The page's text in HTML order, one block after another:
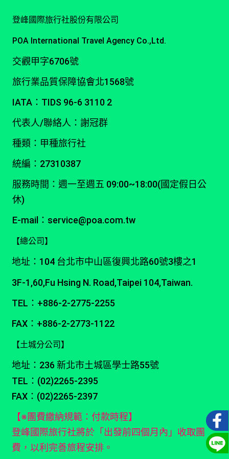
登峰國際旅行社股份有限公司
POA International Travel Agency Co.,Ltd.
交觀甲字6706號
旅行業品質保障協會北1568號
IATA：TIDS 96-6 3110 2
代表人/聯絡人：謝冠群
種類：甲種旅行社
統編：27310387
服務時間：週一至週五 09:00~18:00(國定假日公
休)
E-mail：service@poa.com.tw
【總公司】
地址：104 台北市中山區復興北路60號3樓之1
3F-1,60,Fu Hsing N. Road,Taipei 104,Taiwan.
TEL：+886-2-2775-2255
FAX：+886-2-2773-1122
【土城分公司】
地址：236 新北市土城區學士路55號
TEL：(02)2265-2395
FAX：(02)2265-2397
【※團費繳納規範：付款時程】
登峰國際旅行社將於「出發前四個月內」收取團
費，以利完善旅程安排。